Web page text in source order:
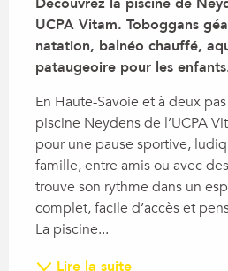
UCPA Vitam. Toboggans
natation, balnéo chauffé,
pataugeoire pour les
En Haute-Savoie et à deux
piscine Neydens de l’UCPA
pour une pause sportive,
famille, entre amis ou avec
trouve son rythme dans un
complet, facile d’accès et
La piscine...
Lire la suite